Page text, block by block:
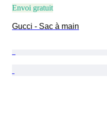
Envoi gratuit
Gucci - Sac à main